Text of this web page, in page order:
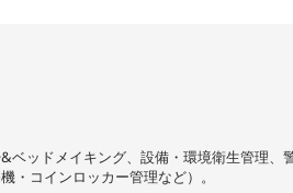
ベッドメイキング、設備・環境衛生管理、
・コインロッカー管理など）。